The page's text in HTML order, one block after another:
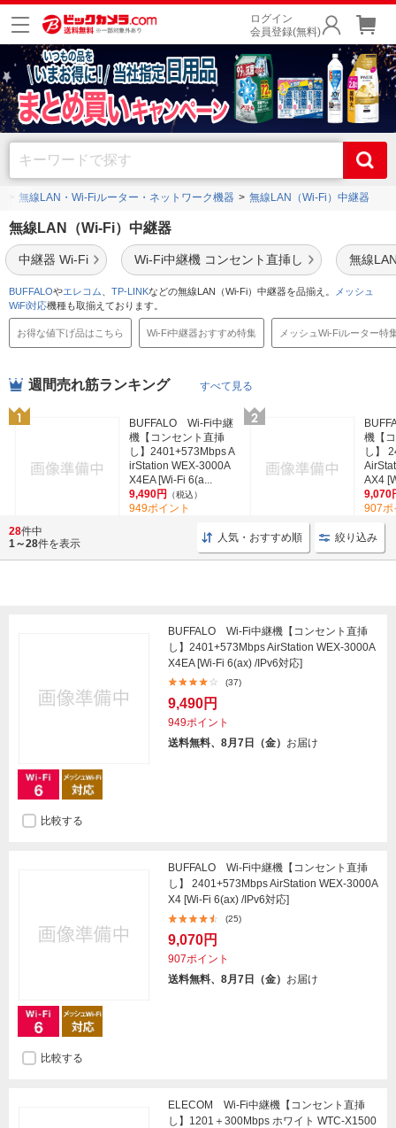
ログイン
会員登録(無料)
無線LAN・Wi-Fiルーター・ネットワーク機器 無線LAN（Wi-Fi）中継器
無線LAN（Wi-Fi）中継器
中継器 Wi-Fi Wi-Fi中継機 コンセント直挿し 無線
BUFFALOやエレコム TP-LINKなどの無線LAN（Wi-Fi）中継器を品揃え。
メッシュ
WiFi対応機種も取揃えております。
お得な値下げ品はこちら Wi-Fi中継器おすすめ特集 メッシュWi-Fiルーター特
週間売れ筋ランキング すべて見る
BUFFALO Wi-Fi中継
機【コンセント直挿
し】2401+573Mbps A
irStation WEX-3000A
X4EA [Wi-Fi 6(a...
9,490円
（税込）
949ポイント
機【
し】
AX4
9,070
907ポ
28件中
1～28件を表示 人気・おすすめ順 絞り込み
BUFFALO Wi-Fi中継機【コンセント直挿
し】2401+573Mbps AirStation WEX-3000A
X4EA [Wi-Fi 6(ax) /IPv6対応]
(37)
9,490円
949ポイント
送料無料、8月7日（金） お届け
比較する
BUFFALO Wi-Fi中継機【コンセント直挿
し】 2401+573Mbps AirStation WEX-3000A
X4 [Wi-Fi 6(ax) /IPv6対応]
(25)
9,070円
907ポイント
送料無料、8月7日（金） お届け
比較する
ELECOM Wi-Fi中継機【コンセント直挿
し】1201＋300Mbps ホワイト WTC-X1500